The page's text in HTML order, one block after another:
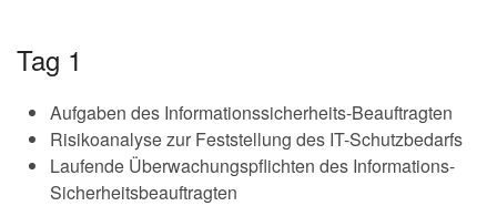
Tag 1
Aufgaben des Informationssicherheits-Beauftragten
Risikoanalyse zur Feststellung des IT-Schutzbedarfs
Laufende Überwachungspflichten des Informations-
Sicherheitsbeauftragten